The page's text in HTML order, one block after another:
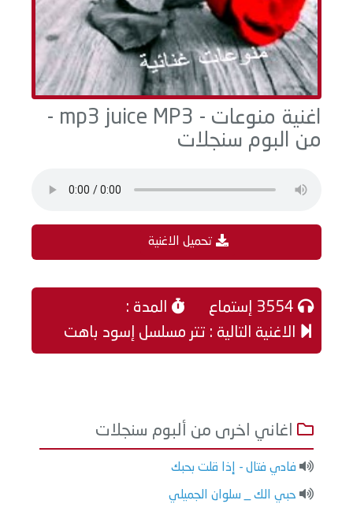
اغنية منوعات - mp3 juice MP3 -
من البوم سنجلات
تحميل الاغنية
المدة :
الاغنية التالية : تتر مسلسل إسود باهت
اغاني اخرى من ألبوم سنجلات
فادي فتال - إذا قلت بحبك
حبي الك _ سلوان الجميلي